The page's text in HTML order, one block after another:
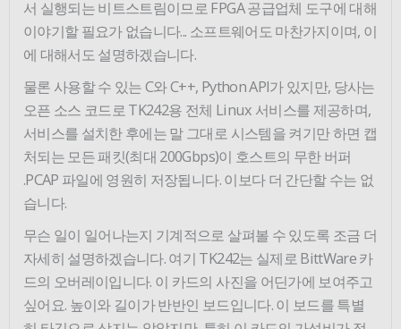
서 실행되는 비트스트림이므로 FPGA 공급업체 도구에 대해
이야기할 필요가 없습니다... 소프트웨어도 마찬가지이며, 이
에 대해서도 설명하겠습니다.
물론 사용할 수 있는 C와 C++, Python API가 있지만, 당사는
오픈 소스 코드로 TK242용 전체 Linux 서비스를 제공하며,
서비스를 설치한 후에는 말 그대로 시스템을 켜기만 하면 캡
처되는 모든 패킷(최대 200Gbps)이 호스트의 무한 버퍼
.PCAP 파일에 영원히 저장됩니다. 이보다 더 간단할 수는 없
습니다.
무슨 일이 일어나는지 기계적으로 살펴볼 수 있도록 조금 더
자세히 설명하겠습니다. 여기 TK242는 실제로 BittWare 카
드의 오버레이입니다. 이 카드의 사진을 어딘가에 보여주고
싶어요. 높이와 길이가 반반인 보드입니다. 이 보드를 특별